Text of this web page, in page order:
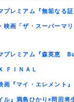
プレミアム『無垢なる証
映画「ザ・スーパーマ
プレミアム『森英恵
ＦＩＮＡＬ
画『マイ・エレメント』
ル』満島ひかり×岡田将